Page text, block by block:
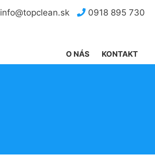
info@topclean.sk 0918 895 730
KONTAKT
O NÁS